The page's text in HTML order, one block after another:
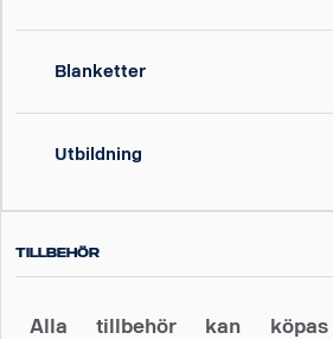
Blanketter
Utbildning
Tillbehör
Alla tillbehör kan